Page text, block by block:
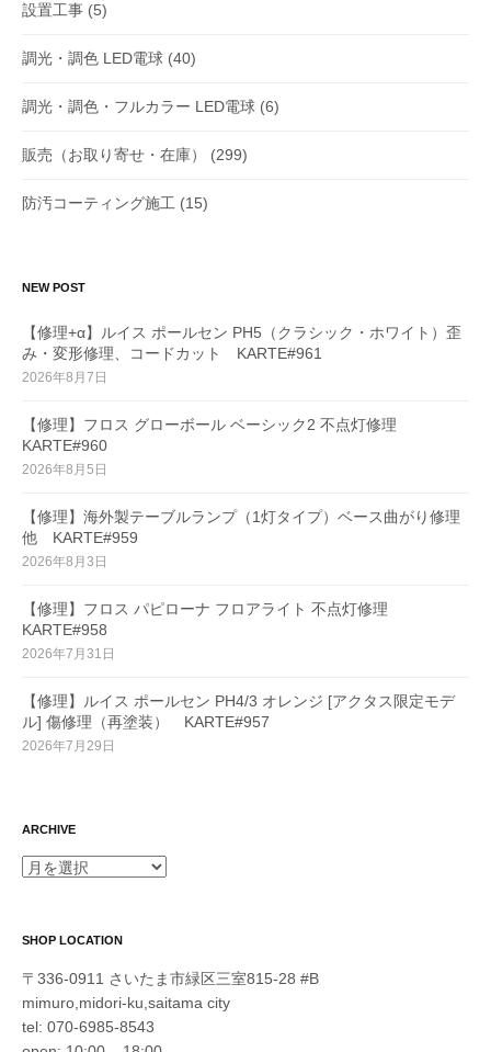
設置工事 (5)
調光・調色 LED電球 (40)
調光・調色・フルカラー LED電球 (6)
販売（お取り寄せ・在庫） (299)
防汚コーティング施工 (15)
NEW POST
【修理+α】ルイス ポールセン PH5（クラシック・ホワイト）歪
み・変形修理、コードカット KARTE#961
2026年8月7日
【修理】フロス グローボール ベーシック2 不点灯修理
KARTE#960
2026年8月5日
【修理】海外製テーブルランプ（1灯タイプ）ベース曲がり修理
他 KARTE#959
2026年8月3日
【修理】フロス パピローナ フロアライト 不点灯修理
KARTE#958
2026年7月31日
【修理】ルイス ポールセン PH4/3 オレンジ [アクタス限定モデ
ル] 傷修理（再塗装） KARTE#957
2026年7月29日
ARCHIVE
ARCHIVE
SHOP LOCATION
〒336-0911 さいたま市緑区三室815-28 #B
mimuro,midori-ku,saitama city
tel: 070-6985-8543